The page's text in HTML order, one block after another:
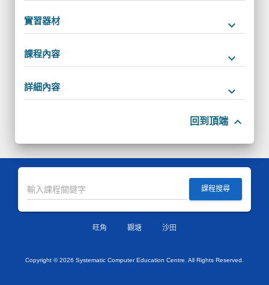
實習器材 keyboard_arrow_down
課程內容 keyboard_arrow_down
詳細內容 keyboard_arrow_down
回到頂端 keyboard_arrow_up
課程搜尋
旺角 觀塘 沙田
Copyright ©2026 Systematic Computer Education Centre. All Rights Reserved.